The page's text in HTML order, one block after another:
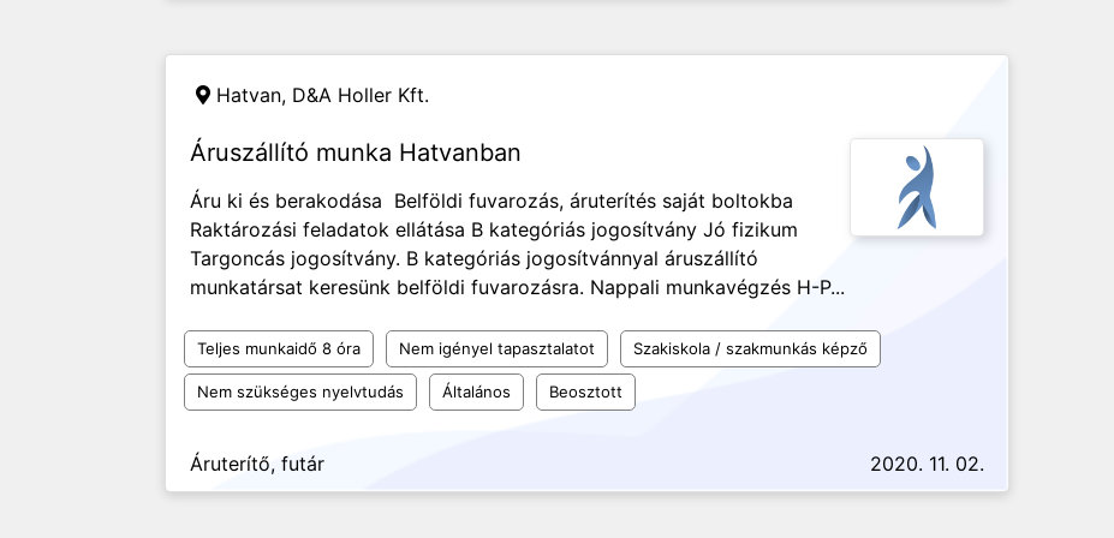
Hatvan, D&A Holler Kft.
Áruszállító munka Hatvanban
Áru ki és berakodása Belföldi fuvarozás, áruterítés saját boltokba
Raktározási feladatok ellátása B kategóriás jogosítvány Jó fizikum
Targoncás jogosítvány. B kategóriás jogosítvánnyal áruszállító
munkatársat keresünk belföldi fuvarozásra. Nappali munkavégzés H-P...
Teljes munkaidő 8 óra Nem igényel tapasztalatot Szakiskola / szakmunkás képző
Nem szükséges nyelvtudás Általános Beosztott
Áruterítő, futár 2020. 11. 02.